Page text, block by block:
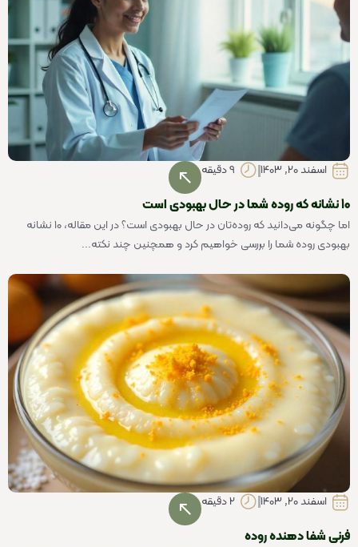
اسفند 20, 1403 9 دقیقه
10 نشانه که روده شما در حال بهبودی است
اما چگونه می‌دانید که روده‌تان در حال بهبودی است؟ در این مقاله، ۱۰ نشانه
بهبودی روده شما را بررسی خواهیم کرد و همچنین چند نکته...
اسفند 20, 1403 2 دقیقه
فرنی شفا دهنده روده